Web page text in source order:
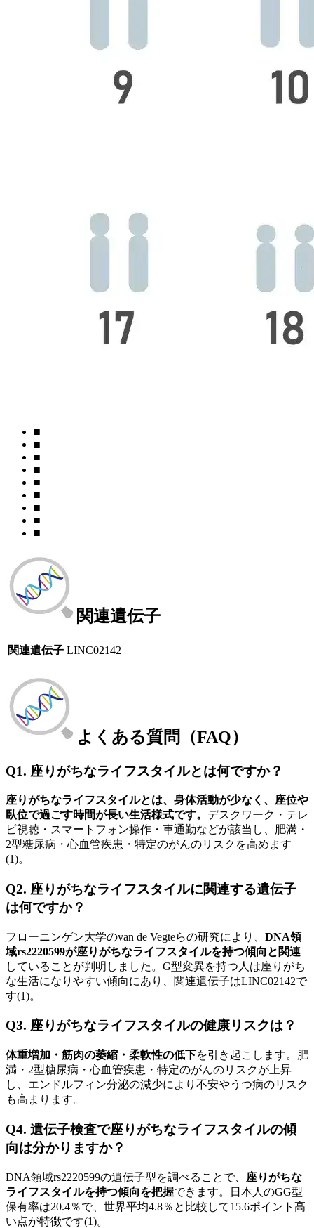
■
■
■
■
■
■
■
■
■
関連遺伝子
関連遺伝子 LINC02142
よくある質問（FAQ）
Q1. 座りがちなライフスタイルとは何ですか？
座りがちなライフスタイルとは、身体活動が少なく、座位や
臥位で過ごす時間が長い生活様式です。 デスクワーク・テレ
ビ視聴・スマートフォン操作・車通勤などが該当し、肥満・
2型糖尿病・心血管疾患・特定のがんのリスクを高めます
(1)。
Q2. 座りがちなライフスタイルに関連する遺伝子
は何ですか？
フローニンゲン大学のvan de Vegteらの研究により、 DNA領
域rs2220599が座りがちなライフスタイルを持つ傾向と関連
していることが判明しました。G型変異を持つ人は座りがち
な生活になりやすい傾向にあり、関連遺伝子はLINC02142で
す(1)。
Q3. 座りがちなライフスタイルの健康リスクは？
体重増加・筋肉の萎縮・柔軟性の低下を引き起こします。肥
満・2型糖尿病・心血管疾患・特定のがんのリスクが上昇
し、エンドルフィン分泌の減少により不安やうつ病のリスク
も高まります。
Q4. 遺伝子検査で座りがちなライフスタイルの傾
向は分かりますか？
DNA領域rs2220599の遺伝子型を調べることで、 座りがちな
ライフスタイルを持つ傾向を把握できます。日本人のGG型
保有率は20.4％で、世界平均4.8％と比較して15.6ポイント高
い点が特徴です(1)。